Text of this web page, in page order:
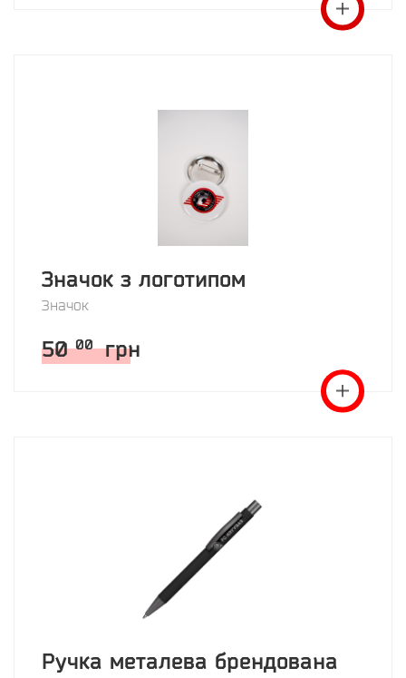
Значок з логотипом
Значок
50 00 грн
Ручка металева брендована